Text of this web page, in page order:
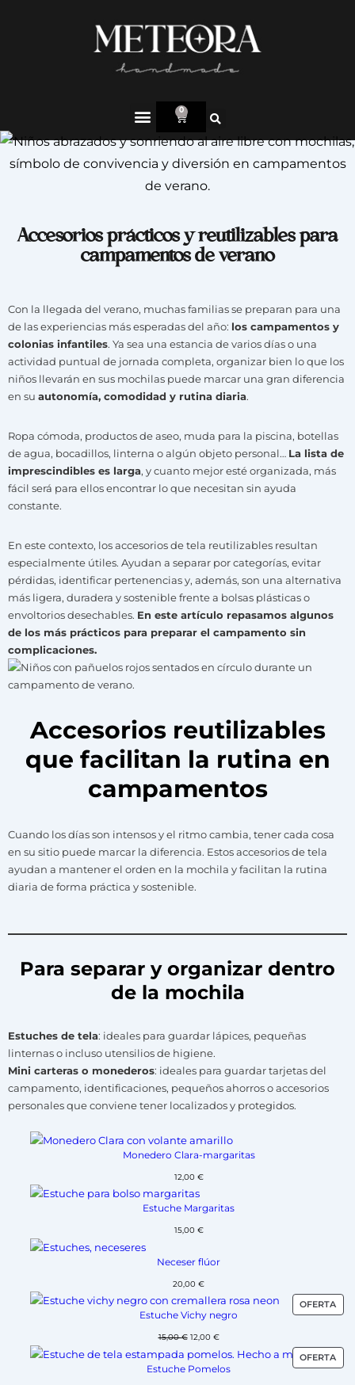
0
Accesorios prácticos y reutilizables para
campamentos de verano
Con la llegada del verano, muchas familias se preparan para una
de las experiencias más esperadas del año: los campamentos y
colonias infantiles. Ya sea una estancia de varios días o una
actividad puntual de jornada completa, organizar bien lo que los
niños llevarán en sus mochilas puede marcar una gran diferencia
en su autonomía, comodidad y rutina diaria.
Ropa cómoda, productos de aseo, muda para la piscina, botellas
de agua, bocadillos, linterna o algún objeto personal… La lista de
imprescindibles es larga, y cuanto mejor esté organizada, más
fácil será para ellos encontrar lo que necesitan sin ayuda
constante.
En este contexto, los accesorios de tela reutilizables resultan
especialmente útiles. Ayudan a separar por categorías, evitar
pérdidas, identificar pertenencias y, además, son una alternativa
más ligera, duradera y sostenible frente a bolsas plásticas o
envoltorios desechables. En este artículo repasamos algunos
de los más prácticos para preparar el campamento sin
complicaciones.
Accesorios reutilizables
que facilitan la rutina en
campamentos
Cuando los días son intensos y el ritmo cambia, tener cada cosa
en su sitio puede marcar la diferencia. Estos accesorios de tela
ayudan a mantener el orden en la mochila y facilitan la rutina
diaria de forma práctica y sostenible.
Para separar y organizar dentro
de la mochila
Estuches de tela: ideales para guardar lápices, pequeñas
linternas o incluso utensilios de higiene.
Mini carteras o monederos: ideales para guardar tarjetas del
campamento, identificaciones, pequeños ahorros o accesorios
personales que conviene tener localizados y protegidos.
Monedero Clara-margaritas
12,00 €
Estuche Margaritas
15,00 €
Neceser flúor
20,00 €
OFERTA
Estuche Vichy negro
15,00€ 12,00 €
OFERTA
Estuche Pomelos